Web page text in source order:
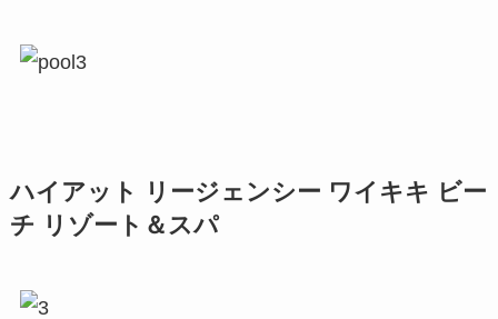
ハイアット リージェンシー ワイキキ ビー
チ リゾート＆スパ